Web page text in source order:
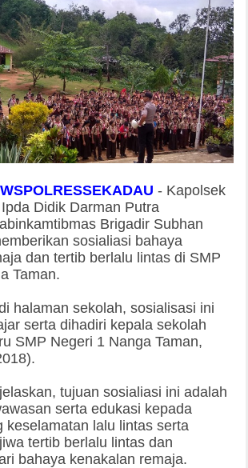
- Kapolsek
Didik Darman Putra
Brigadir Subhan
sosialiasi bahaya
dan tertib berlalu lintas di SMP
Taman.
halaman sekolah, sosialisasi ini
serta dihadiri kepala sekolah
SMP Negeri 1 Nanga Taman,
tujuan sosialiasi ini adalah
serta edukasi kepada
keselamatan lalu lintas serta
tertib berlalu lintas dan
bahaya kenakalan remaja.